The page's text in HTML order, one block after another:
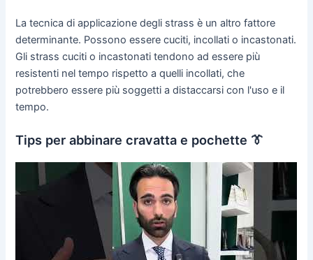
La tecnica di applicazione degli strass è un altro fattore
determinante. Possono essere cuciti, incollati o incastonati.
Gli strass cuciti o incastonati tendono ad essere più
resistenti nel tempo rispetto a quelli incollati, che
potrebbero essere più soggetti a distaccarsi con l'uso e il
tempo.
Tips per abbinare cravatta e pochette 👔